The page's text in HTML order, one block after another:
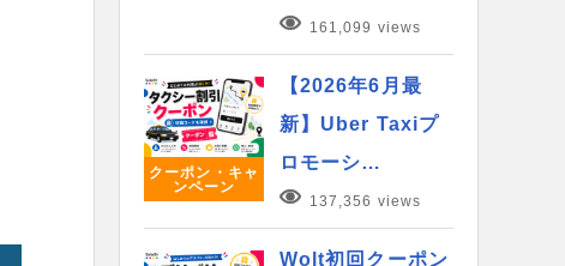
161,099 views
クーポン・キャ
ンペーン
【2026年6月最
新】Uber Taxiプ
ロモーシ…
137,356 views
Wolt初回クーポン